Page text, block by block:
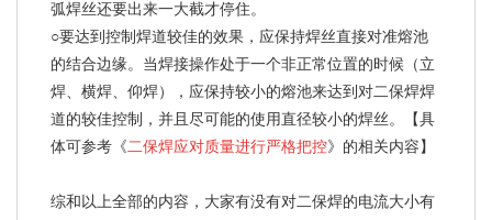
弧焊丝还要出来一大截才停住。
○要达到控制焊道较佳的效果，应保持焊丝直接对准熔池
的结合边缘。当焊接操作处于一个非正常位置的时候（立
焊、横焊、仰焊），应保持较小的熔池来达到对二保焊焊
道的较佳控制，并且尽可能的使用直径较小的焊丝。【具
体可参考《二保焊应对质量进行严格把控》的相关内容】
综和以上全部的内容，大家有没有对二保焊的电流大小有